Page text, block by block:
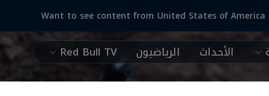
Want to see content from United States of America
الأحداث الرياضيون Red Bull TV